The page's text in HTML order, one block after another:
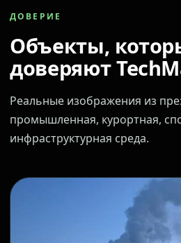
ДОВЕРИЕ
Объекты,
доверяют
Реальные изображения из
промышленная, курортная,
инфраструктурная среда.